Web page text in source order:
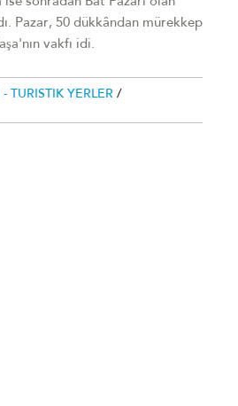
Pazar, 50 dükkândan mürekkep
vakfı idi.
- TURISTIK YERLER /